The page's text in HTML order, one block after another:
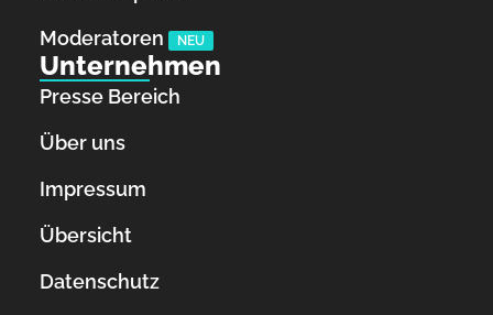
Moderatoren
NEU
Unternehmen
Presse Bereich
Über uns
Impressum
Übersicht
Datenschutz